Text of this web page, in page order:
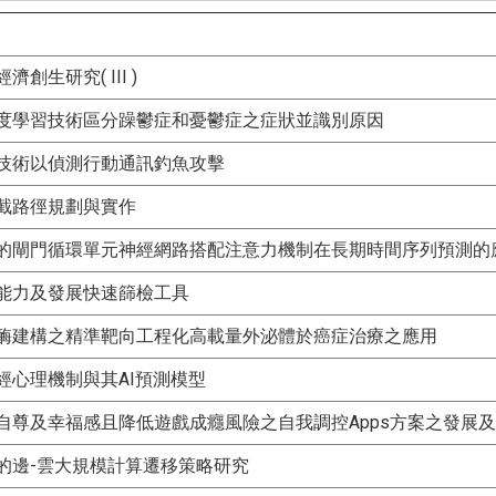
濟創生研究( III )
學習技術區分躁鬱症和憂鬱症之症狀並識別原因
術以偵測行動通訊釣魚攻擊
路徑規劃與實作
閘門循環單元神經網路搭配注意力機制在長期時間序列預測的
力及發展快速篩檢工具
建構之精準靶向工程化高載量外泌體於癌症治療之應用
心理機制與其AI預測模型
尊及幸福感且降低遊戲成癮風險之自我調控Apps方案之發展
邊-雲大規模計算遷移策略研究